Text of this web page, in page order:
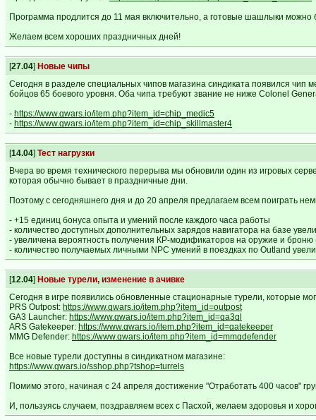
Программа продлится до 11 мая включительно, а готовые шашлыки можно
Желаем всем хороших праздничных дней!
[27.04] Новые чипы
Сегодня в разделе специальных чипов магазина синдиката появился чип
бойцов 65 боевого уровня. Оба чипа требуют звание не ниже Colonel
- https://www.gwars.io/item.php?item_id=chip_medic5
- https://www.gwars.io/item.php?item_id=chip_skillmaster4
[14.04] Тест нагрузки
Вчера во время технического перерыва мы обновили один из игровых
которая обычно бывает в праздничные дни.
Поэтому с сегодняшнего дня и до 20 апреля предлагаем всем поиграть
- +15 единиц бонуса опыта и умений после каждого часа работы
- количество доступных дополнительных зарядов навигатора на базе
- увеличена вероятность получения КР-модификаторов на оружие и броню
- количество получаемых личными NPC умений в поездках по Outland
[12.04] Новые турели, изменение в ачивке
Сегодня в игре появились обновленные стационарные турели, которые
PRS Outpost: https://www.gwars.io/item.php?item_id=outpost
GA3 Launcher: https://www.gwars.io/item.php?item_id=ga3gl
ARS Gatekeeper: https://www.gwars.io/item.php?item_id=gatekeeper
MMG Defender: https://www.gwars.io/item.php?item_id=mmgdefender
Все новые турели доступны в синдикатном магазине:
https://www.gwars.io/sshop.php?tshop=turrels
Помимо этого, начиная с 24 апреля достижение "Отработать 400 часов"
И, пользуясь случаем, поздравляем всех с Пасхой, желаем здоровья и